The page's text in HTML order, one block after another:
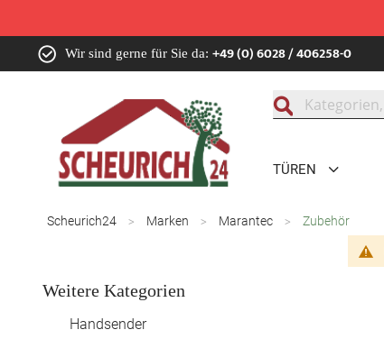
Zum
Inhalt
Wir sind gerne für Sie da: +49 (0) 6028 / 406258-0
TÜREN
Scheurich24 Marken Marantec Zubehör
Weitere Kategorien
Handsender